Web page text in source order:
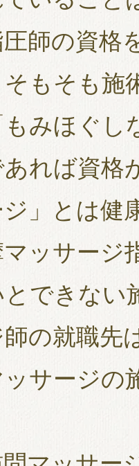
師の資格
もそも施
みほぐし
あれば資格
ジ」とは
マッサージ
できない
の就職先
サージの